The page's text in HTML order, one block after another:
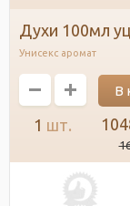
духи 100мл
Унисекс аромат
1 шт.